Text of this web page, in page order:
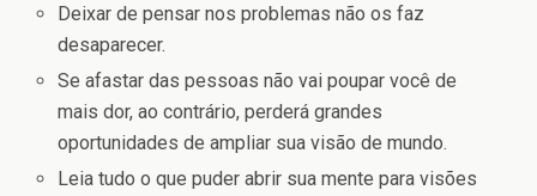
Deixar de pensar nos problemas não os faz
desaparecer.
Se afastar das pessoas não vai poupar você de
mais dor, ao contrário, perderá grandes
oportunidades de ampliar sua visão de mundo.
Leia tudo o que puder abrir sua mente para visões